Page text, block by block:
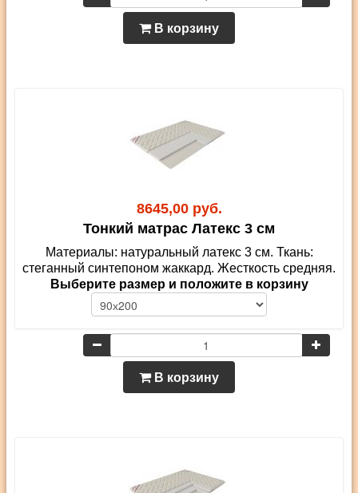
В корзину
8645,00 руб.
Тонкий матрас Латекс 3 см
Материалы: натуральный латекс 3 см. Ткань:
стеганный синтепоном жаккард. Жесткость средняя.
Выберите размер и положите в корзину
В корзину